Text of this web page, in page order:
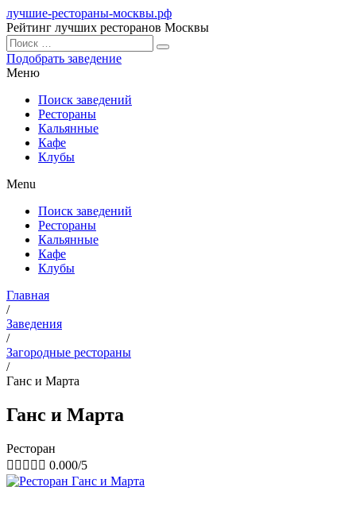
лучшие-рестораны-москвы.рф
Рейтинг лучших ресторанов Москвы
Подобрать заведение
Меню
Поиск заведений
Рестораны
Кальянные
Кафе
Клубы
Menu
Поиск заведений
Рестораны
Кальянные
Кафе
Клубы
Главная
/
Заведения
/
Загородные рестораны
/
Ганс и Марта
Ганс и Марта
Ресторан
     0.000/5